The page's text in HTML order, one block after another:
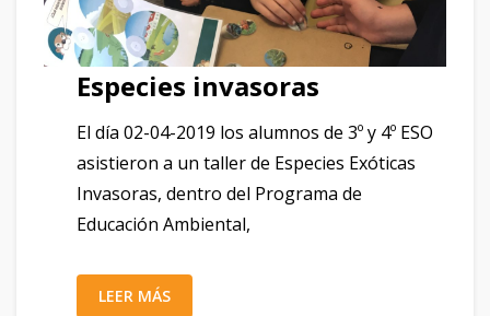
Especies invasoras
El día 02-04-2019 los alumnos de 3º y 4º ESO
asistieron a un taller de Especies Exóticas
Invasoras, dentro del Programa de
Educación Ambiental,
LEER MÁS